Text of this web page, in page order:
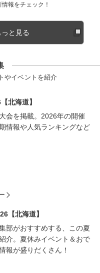
情報をチェック！
と見る
やイベントを紹介
北海道】
会を掲載。2026年の開催
情報や人気ランキングなど
【北海道】
部がおすすめする、この夏
介。夏休みイベント＆おで
報が盛りだくさん！